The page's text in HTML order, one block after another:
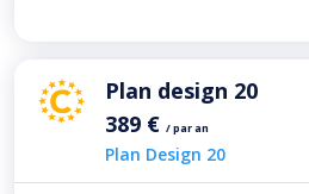
Plan design 20
389 € / par an
Plan Design 20